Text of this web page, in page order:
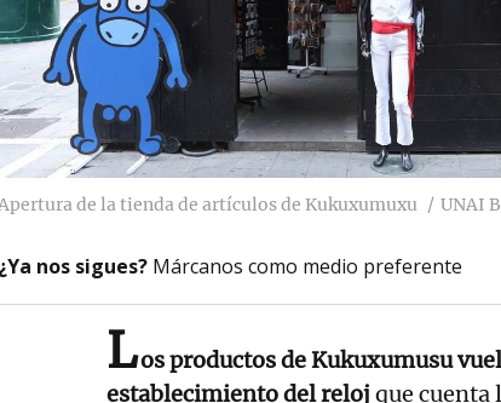
de la tienda de artículos de Kukuxumuxu UNAI
¿Ya nos sigues? Márcanos como medio preferente
Los productos de Kukuxumusu
establecimiento del reloj que cuenta